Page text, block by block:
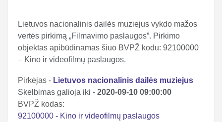
Lietuvos nacionalinis dailės muziejus vykdo mažos
vertės pirkimą „Filmavimo paslaugos”. Pirkimo
objektas apibūdinamas šiuo BVPŽ kodu: 92100000
– Kino ir videofilmų paslaugos.
Pirkėjas - Lietuvos nacionalinis dailės muziejus
Skelbimas galioja iki - 2020-09-10 09:00:00
BVPŽ kodas:
92100000 - Kino ir videofilmų paslaugos